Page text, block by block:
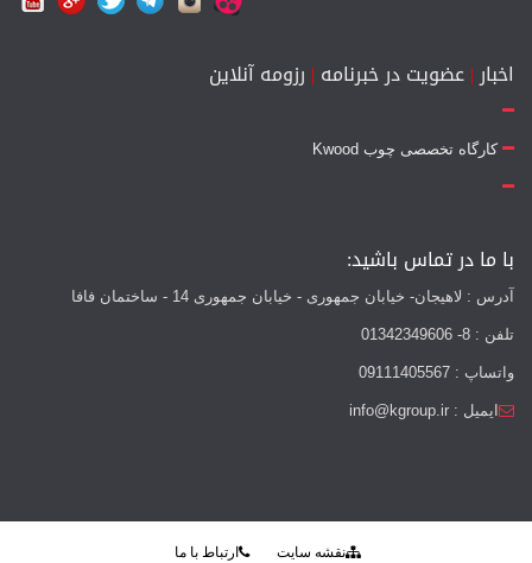
اخبار|عضویت در خبرنامه | رزومه آنلاین
کارگاه تخصصی چوب Kwood
با ما در تماس باشید:
آدرس : لاهیجان- خیابان جمهوری - خیابان جمهوری 14 - ساختمان فافا
تلفن : 8- 01342349606
واتساپ : 09111405567
ایمیل : info@kgroup.ir
نقشه سایت ارتباط با ما